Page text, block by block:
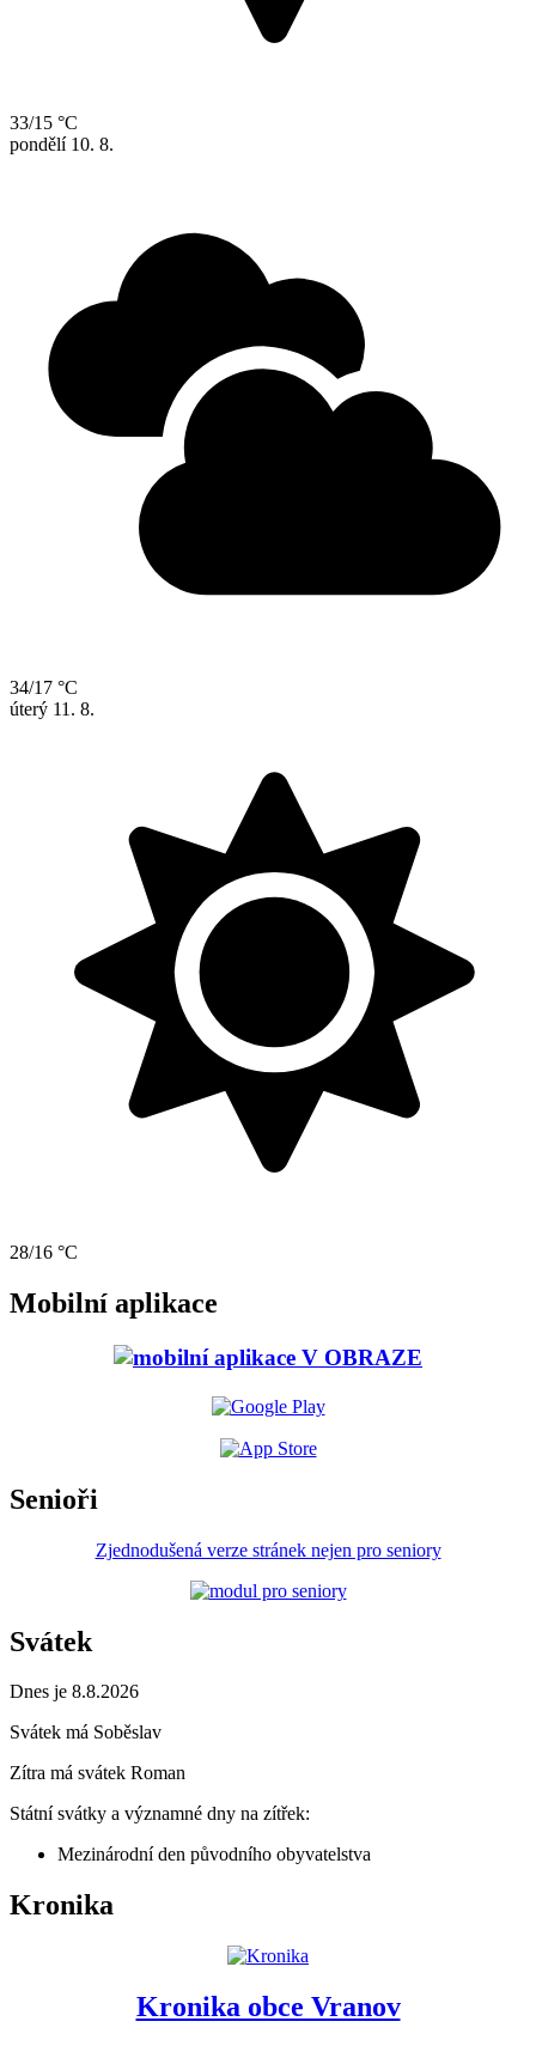
33/15 °C
pondělí 10. 8.
34/17 °C
úterý 11. 8.
28/16 °C
Mobilní aplikace
Senioři
Zjednodušená verze stránek nejen pro seniory
Svátek
Dnes je 8.8.2026
Svátek má Soběslav
Zítra má svátek Roman
Státní svátky a významné dny na zítřek:
Mezinárodní den původního obyvatelstva
Kronika
Kronika obce Vranov